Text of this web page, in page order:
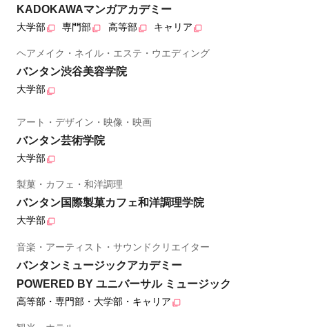
KADOKAWAマンガアカデミー
大学部 専門部 高等部 キャリア
ヘアメイク・ネイル・エステ・ウエディング
バンタン渋谷美容学院
大学部
アート・デザイン・映像・映画
バンタン芸術学院
大学部
製菓・カフェ・和洋調理
バンタン国際製菓カフェ和洋調理学院
大学部
音楽・アーティスト・サウンドクリエイター
バンタンミュージックアカデミー
POWERED BY ユニバーサル ミュージック
高等部・専門部・大学部・キャリア